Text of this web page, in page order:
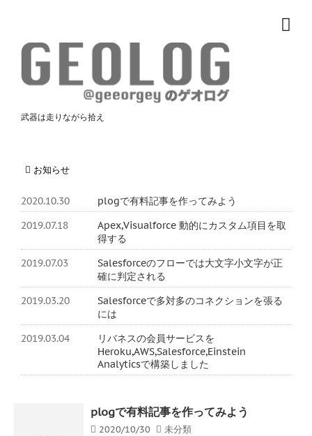
武器は走りながら拾え
お知らせ
2020.10.30
plogで有料記事を作ってみよう
2019.07.18
Apex,Visualforce 動的にカスタム項目を取
得する
2019.07.03
Salesforceのフローでは大文字小文字が正
確に判定される
2019.03.20
Salesforceで多対多のコネクションを張る
には
2019.03.04
リバネスの会員サービスを
Heroku,AWS,Salesforce,Einstein
Analyticsで構築しました
plogで有料記事を作ってみよう
2020/10/30
未分類